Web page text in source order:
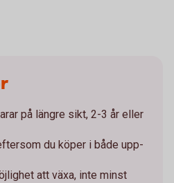
på längre sikt, 2-3 år eller
du köper i både upp-
att växa, inte minst